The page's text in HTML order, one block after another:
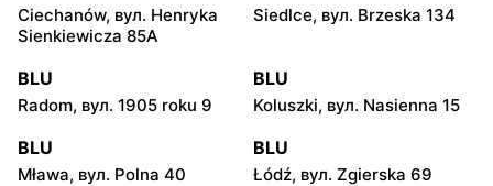
Ciechanów, вул. Henryka
Sienkiewicza 85A
Siedlce, вул. Brzeska 134
BLU
Radom, вул. 1905 roku 9
BLU
Koluszki, вул. Nasienna 15
BLU
Mława, вул. Polna 40
BLU
Łódź, вул. Zgierska 69